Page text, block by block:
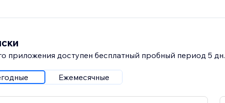
приложения доступен бесплатный пробный период 5 дн.
Ежемесячные